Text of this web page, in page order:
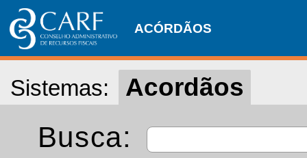
ACÓRDÃOS
Sistemas: Acordãos
Busca: